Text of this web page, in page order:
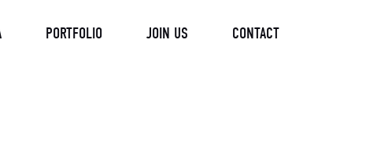
PORTFOLIO JOIN US CONTACT